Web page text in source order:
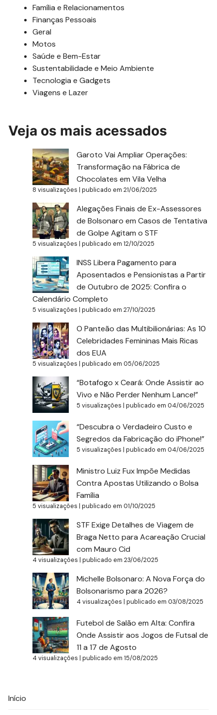
Família e Relacionamentos
Finanças Pessoais
Geral
Motos
Saúde e Bem-Estar
Sustentabilidade e Meio Ambiente
Tecnologia e Gadgets
Viagens e Lazer
Veja os mais acessados
Garoto Vai Ampliar Operações:
Transformação na Fábrica de
Chocolates em Vila Velha
8 visualizações |publicado em 21/06/2025
Alegações Finais de Ex-Assessores
de Bolsonaro em Casos de Tentativa
de Golpe Agitam o STF
5 visualizações |publicado em 12/10/2025
INSS Libera Pagamento para
Aposentados e Pensionistas a Partir
de Outubro de 2025: Confira o
Calendário Completo
5 visualizações |publicado em 27/10/2025
O Panteão das Multibilionárias: As 10
Celebridades Femininas Mais Ricas
dos EUA
5 visualizações |publicado em 05/06/2025
“Botafogo x Ceará: Onde Assistir ao
Vivo e Não Perder Nenhum Lance!”
5 visualizações |publicado em 04/06/2025
“Descubra o Verdadeiro Custo e
Segredos da Fabricação do iPhone!”
5 visualizações |publicado em 04/06/2025
Ministro Luiz Fux Impõe Medidas
Contra Apostas Utilizando o Bolsa
Família
5 visualizações |publicado em 01/10/2025
STF Exige Detalhes de Viagem de
Braga Netto para Acareação Crucial
com Mauro Cid
4 visualizações |publicado em 23/06/2025
Michelle Bolsonaro: A Nova Força do
Bolsonarismo para 2026?
4 visualizações |publicado em 03/08/2025
Futebol de Salão em Alta: Confira
Onde Assistir aos Jogos de Futsal de
11 a 17 de Agosto
4 visualizações |publicado em 15/08/2025
Início